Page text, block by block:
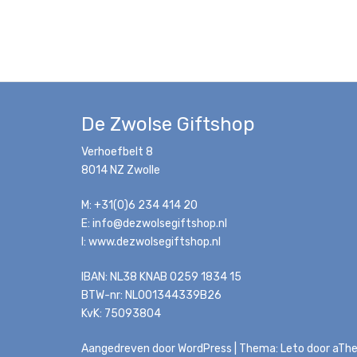
De Zwolse Giftshop
Verhoefbelt 8
8014 NZ Zwolle
M: +31(0)6 234 414 20
E: info@dezwolsegiftshop.nl
I: www.dezwolsegiftshop.nl
IBAN: NL38 KNAB 0259 1834 15
BTW-nr: NL001344339B26
KvK: 75093804
Aangedreven door WordPress Thema: Leto door